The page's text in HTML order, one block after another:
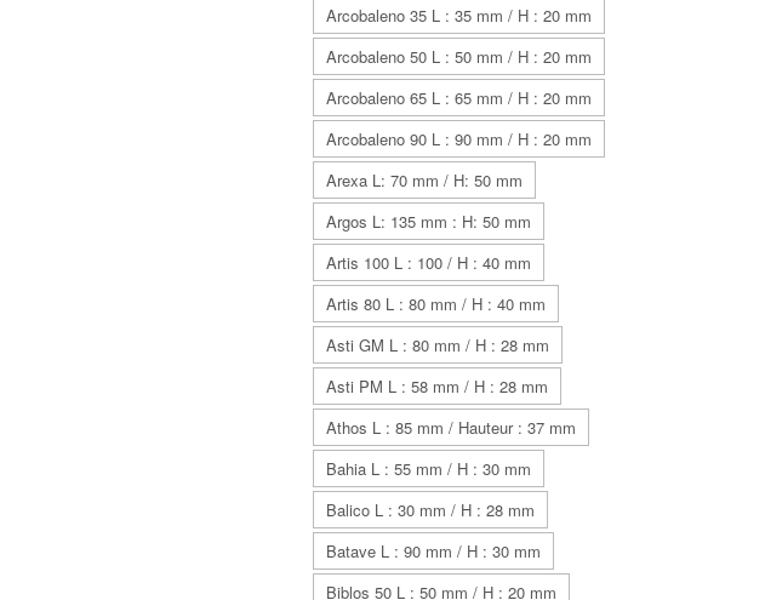
Arcobaleno 35 L : 35 mm / H : 20 mm
Arcobaleno 50 L : 50 mm / H : 20 mm
Arcobaleno 65 L : 65 mm / H : 20 mm
Arcobaleno 90 L : 90 mm / H : 20 mm
Arexa L: 70 mm / H: 50 mm
Argos L: 135 mm : H: 50 mm
Artis 100 L : 100 / H : 40 mm
Artis 80 L : 80 mm / H : 40 mm
Asti GM L : 80 mm / H : 28 mm
Asti PM L : 58 mm / H : 28 mm
Athos L : 85 mm / Hauteur : 37 mm
Bahia L : 55 mm / H : 30 mm
Balico L : 30 mm / H : 28 mm
Batave L : 90 mm / H : 30 mm
Biblos 50 L : 50 mm / H : 20 mm